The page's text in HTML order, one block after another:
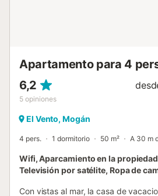
Apartamento para 4
6,2
5 opiniones
El Vento, Mogán
4 pers. 1 dormitorio 50 m² A 30 m
Wifi, Aparcamiento en la
Televisión por satélite, Ropa de
Con vistas al mar, la casa de